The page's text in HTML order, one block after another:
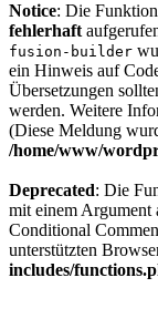
Notice: Die
fehlerhaft
fusion-builder
ein Hinweis auf
Übersetzungen
werden. Weitere
(Diese Meldung
/home/www/
Deprecated: Die
mit einem Argument
Conditional
unterstützten
includes/